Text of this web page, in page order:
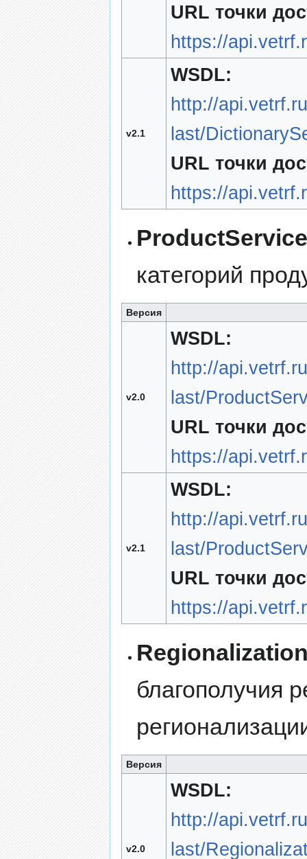
URL точки
https://
v2.1
WSDL:
http://
last/
URL точки
https://
категорий
Версия
v2.0
WSDL:
http://
last/
URL точки
https://
v2.1
WSDL:
http://
last/
URL точки
https://
благополучия
Версия
v2.0
WSDL:
http://
last/